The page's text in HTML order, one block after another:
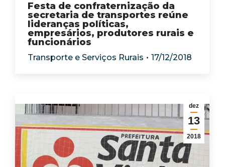
Festa de confraternização da
secretaria de transportes reúne
lideranças políticas,
empresários, produtores rurais e
funcionários
Transporte e Serviços Rurais 17/12/2018
dez
13
2018